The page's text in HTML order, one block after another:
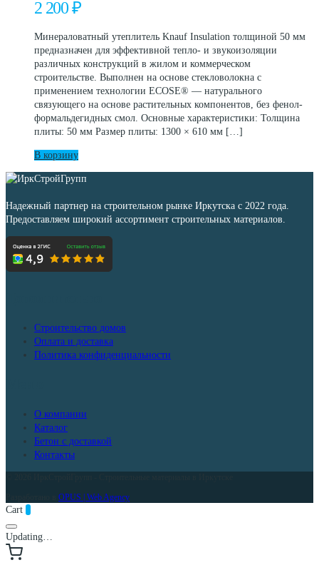
2 200₽
Минераловатный утеплитель Knauf Insulation толщиной 50 мм
предназначен для эффективной тепло- и звукоизоляции
различных конструкций в жилом и коммерческом
строительстве. Выполнен на основе стекловолокна с
применением технологии ECOSE® — натурального
связующего на основе растительных компонентов, без фенол-
формальдегидных смол. Основные характеристики: Толщина
плиты: 50 мм Размер плиты: 1300 × 610 мм […]
В корзину
Надежный партнер на строительном рынке Иркутска с 2022 года.
Предоставляем широкий ассортимент строительных материалов.
Строительство домов
Оплата и доставка
Политика конфиденциальности
О компании
Каталог
Бетон с доставкой
Контакты
OPUS | Web Agency
Cart
Updating…